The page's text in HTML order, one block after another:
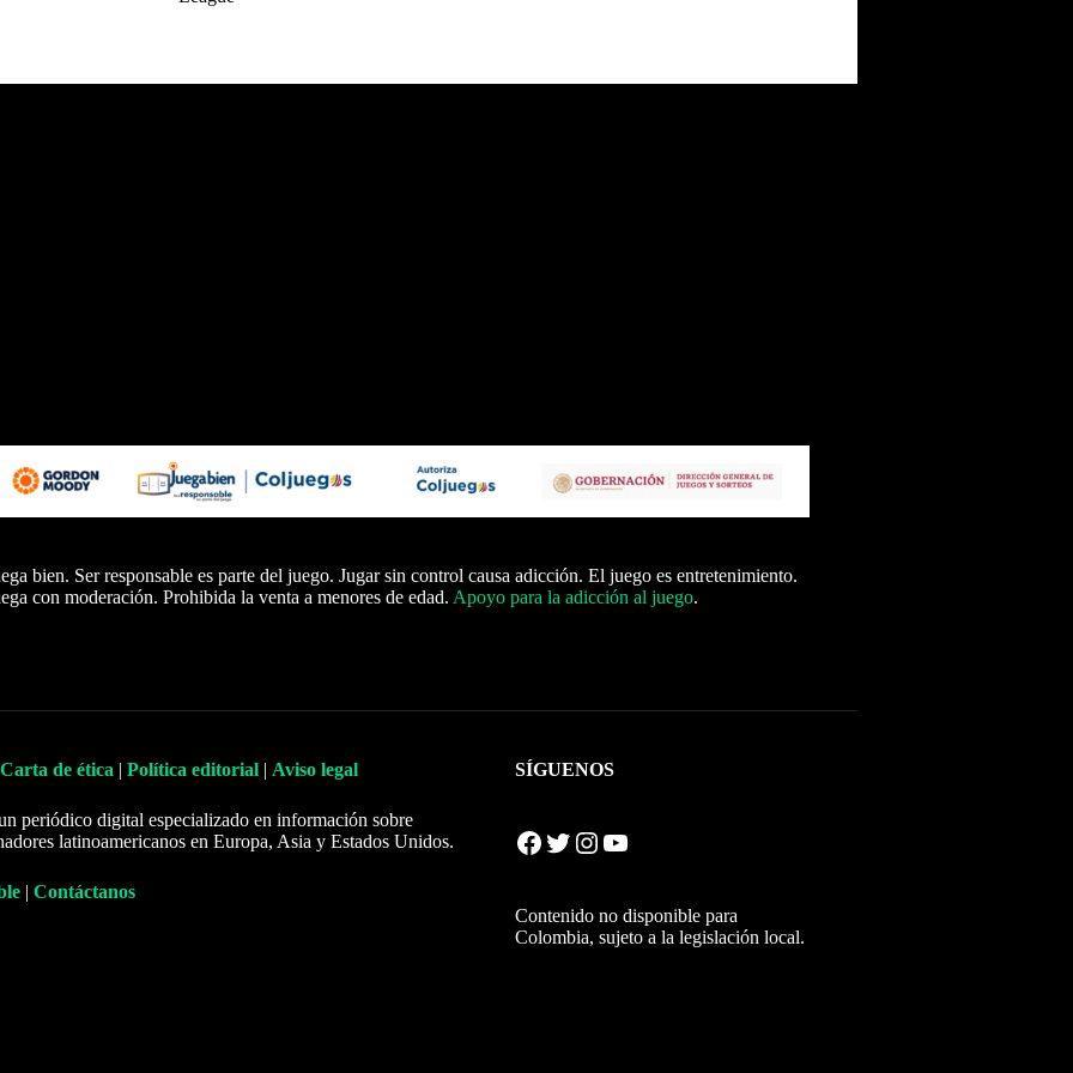
bien. Ser responsable es parte del juego. Jugar sin control causa adicción. El juego es entretenimiento.
con moderación. Prohibida la venta a menores de edad. Apoyo para la adicción al juego.
Carta de ética | Política editorial | Aviso legal
periódico digital especializado en información sobre
latinoamericanos en Europa, Asia y Estados Unidos.
| Contáctanos
SÍGUENOS
Facebook Twitter Instagram YouTube
Contenido no disponible para
Colombia, sujeto a la legislación local.